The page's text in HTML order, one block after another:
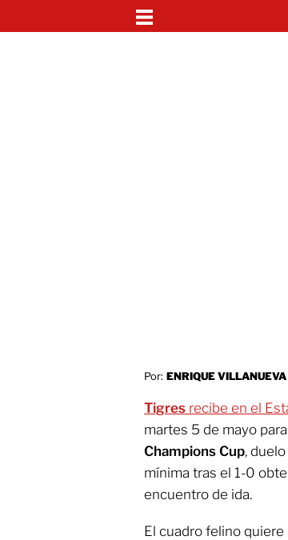
Por: ENRIQUE VILLANUEVA
Tigres recibe en el
martes 5 de mayo
Champions Cup,
mínima tras el 1-0
encuentro de ida.
El cuadro felino quiere